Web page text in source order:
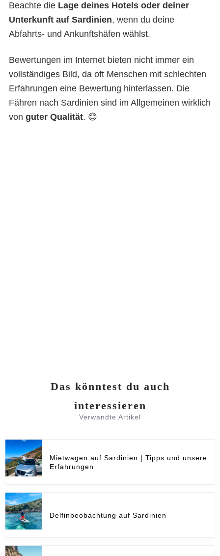
Beachte die Lage deines Hotels oder deiner
Unterkunft auf Sardinien, wenn du deine
Abfahrts- und Ankunftshäfen wählst.
Bewertungen im Internet bieten nicht immer ein
vollständiges Bild, da oft Menschen mit schlechten
Erfahrungen eine Bewertung hinterlassen. Die
Fähren nach Sardinien sind im Allgemeinen wirklich
von guter Qualität. 😊
Das könntest du auch
interessieren
Verwandte Artikel
Mietwagen auf Sardinien | Tipps und unsere
Erfahrungen
Delfinbeobachtung auf Sardinien